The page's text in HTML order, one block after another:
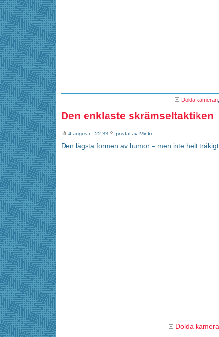
Dolda kameran
Den enklaste skrämseltaktiken
4 augusti - 22:33 postat av Micke
Den lägsta formen av humor – men inte helt
Dolda